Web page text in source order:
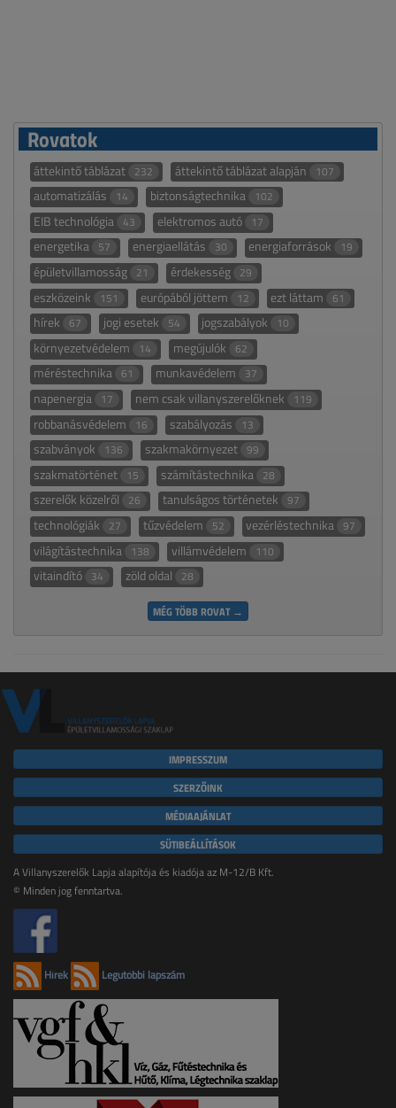
Rovatok
áttekintő táblázat 232 áttekintő táblázat alapján 107
automatizálás 14 biztonságtechnika 102
EIB technológia 43 elektromos autó 17
energetika 57 energiaellátás 30 energiaforrások 19
épületvillamosság 21 érdekesség 29
eszközeink 151 európából jöttem 12 ezt láttam 61
hírek 67 jogi esetek 54 jogszabályok 10
környezetvédelem 14 megújulók 62
méréstechnika 61 munkavédelem 37
napenergia 17 nem csak villanyszerelőknek 119
robbanásvédelem 16 szabályozás 13
szabványok 136 szakmakörnyezet 99
szakmatörténet 15 számítástechnika 28
szerelők közelről 26 tanulságos történetek 97
technológiák 27 tűzvédelem 52 vezérléstechnika 97
világítástechnika 138 villámvédelem 110
vitaindító 34 zöld oldal 28
MÉG TÖBB ROVAT →
IMPRESSZUM
SZERZŐINK
MÉDIAAJÁNLAT
SÜTIBEÁLLÍTÁSOK
A Villanyszerelők Lapja alapítója és kiadója az M-12/B Kft.
© Minden jog fenntartva.
Hírek Legutóbbi lapszám